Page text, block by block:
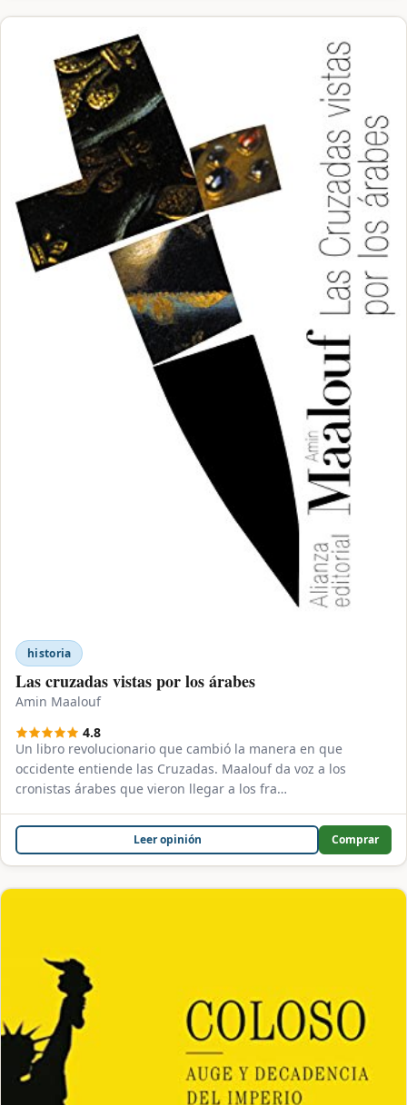
historia
Las cruzadas vistas por los árabes
Amin Maalouf
4.8
Un libro revolucionario que cambió la manera en que
occidente entiende las Cruzadas. Maalouf da voz a los
cronistas árabes que vieron llegar a los fra…
Leer opinión Comprar